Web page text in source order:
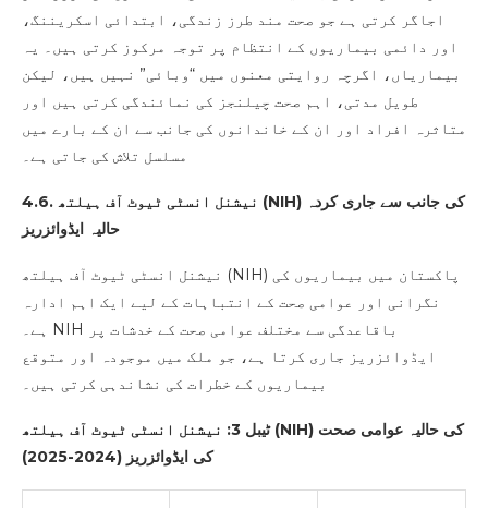
اجاگر کرتی ہے جو صحت مند طرز زندگی، ابتدائی اسکریننگ،
اور دائمی بیماریوں کے انتظام پر توجہ مرکوز کرتی ہیں۔ یہ
بیماریاں، اگرچہ روایتی معنوں میں “وبائی” نہیں ہیں، لیکن
طویل مدتی، اہم صحت چیلنجز کی نمائندگی کرتی ہیں اور
متاثرہ افراد اور ان کے خاندانوں کی جانب سے ان کے بارے میں
4.6. نیشنل انسٹی ٹیوٹ آف ہیلتھ (NIH) کی جانب سے جاری کردہ
حالیہ ایڈوائزریز
نیشنل انسٹی ٹیوٹ آف ہیلتھ (NIH) پاکستان میں بیماریوں کی
نگرانی اور عوامی صحت کے انتباہات کے لیے ایک اہم ادارہ
ہے۔ NIH باقاعدگی سے مختلف عوامی صحت کے خدشات پر
ایڈوائزریز جاری کرتا ہے، جو ملک میں موجودہ اور متوقع
ٹیبل 3: نیشنل انسٹی ٹیوٹ آف ہیلتھ (NIH) کی حالیہ عوامی صحت
کی ایڈوائزریز (2024-2025)